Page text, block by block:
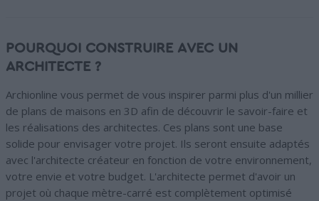
POURQUOI CONSTRUIRE AVEC UN
ARCHITECTE ?
Archionline vous permet de vous inspirer parmi plus d'un millier
de plans de maisons en 3D afin de découvrir le savoir-faire et
les réalisations des architectes. Ces plans sont une base
solide pour envisager votre projet. Ils seront ensuite adaptés
avec l'architecte créateur en fonction de votre environnement,
votre envie et votre budget. L'architecte permet d'avoir un
projet où chaque mètre-carré est complètement optimisé